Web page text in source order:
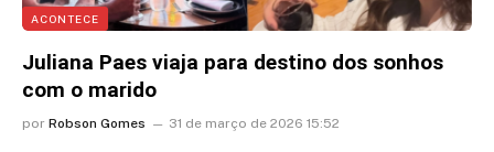
ACONTECE
Juliana Paes viaja para destino dos sonhos
com o marido
por Robson Gomes 31 de março de 2026 15:52